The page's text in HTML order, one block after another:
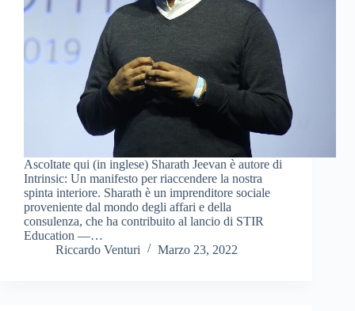
Ascoltate qui (in inglese) Sharath Jeevan è autore di
Intrinsic: Un manifesto per riaccendere la nostra
spinta interiore. Sharath è un imprenditore sociale
proveniente dal mondo degli affari e della
consulenza, che ha contribuito al lancio di STIR
Education —…
Riccardo Venturi
Marzo 23, 2022